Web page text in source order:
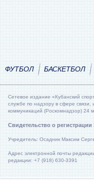
ФУТБОЛ БАСКЕТБОЛ
Сетевое издание «Кубанский
службе по надзору в сфере
коммуникаций (Роскомнадзор) 24
Свидетельство о
Учредитель: Осадник Максим
Адрес электронной почты
редакции: +7 (918) 630-3391